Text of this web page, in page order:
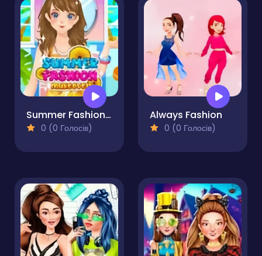
Summer Fashion Makeover
0 (0 Голосів)
Always Fashion
0 (0 Голосів)